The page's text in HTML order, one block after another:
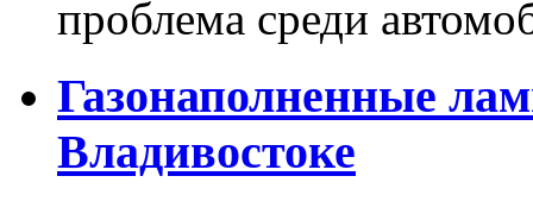
проблема среди
Газонаполненные
Владивостоке